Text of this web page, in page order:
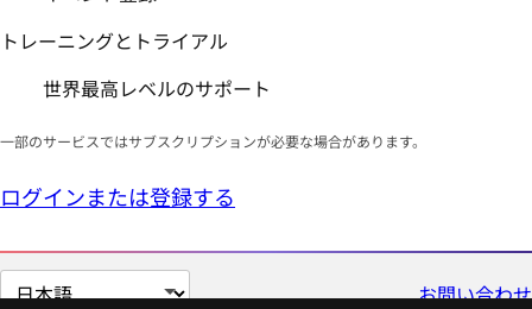
トレーニングとトライアル
世界最高レベルのサポート
一部のサービスではサブスクリプションが必要な場合があります。
ログインまたは登録する
ペ
お問い合わせ